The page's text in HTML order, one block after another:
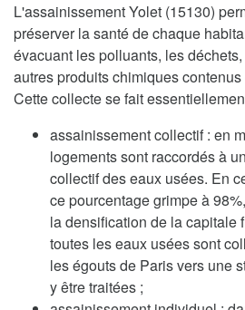
L'assainissement Yolet (15130)
préserver la santé de chaque
évacuant les polluants, les
autres produits chimiques
Cette collecte se fait
assainissement collectif : en
logements sont raccordés à
collectif des eaux usées. En
ce pourcentage grimpe à
la densification de la capitale
toutes les eaux usées sont
les égouts de Paris vers une
y être traitées ;